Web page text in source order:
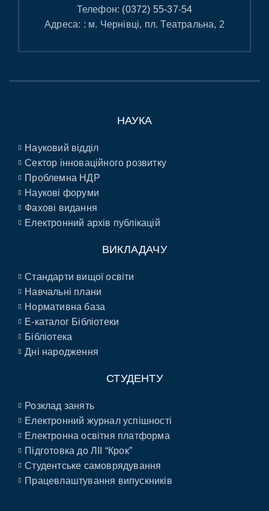
Телефон: (0372) 55-37-54
Адреса: : м. Чернівці, пл. Театральна, 2
НАУКА
Науковий відділ
Сектор інноваційного розвитку
Проблемна НДР
Наукові форуми
Фахові видання
Електронний архів публікацій
ВИКЛАДАЧУ
Стандарти вищої освіти
Навчальні плани
Нормативна база
E-каталог Бібліотеки
Бібліотека
Дні народження
СТУДЕНТУ
Розклад занять
Електронний журнал успішності
Електронна освітня платформа
Підготовка до ЛІІ “Крок”
Студентське самоврядування
Працевлаштування випускників